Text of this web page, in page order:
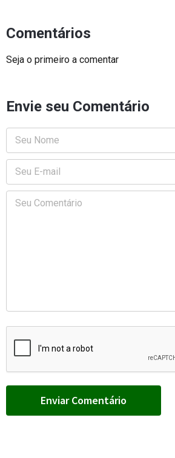
Comentários
Seja o primeiro a comentar
Envie seu Comentário